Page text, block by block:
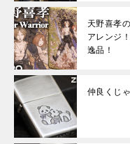
天野喜孝
アレンジ
逸品！
仲良くじ